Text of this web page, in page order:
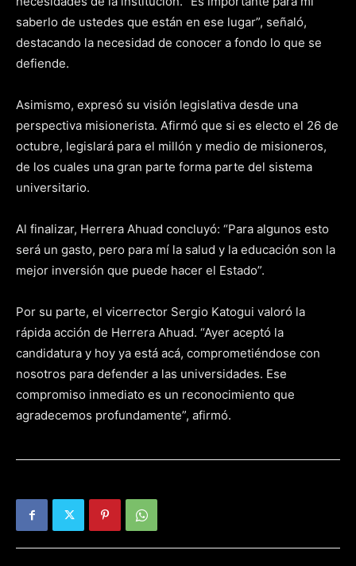
saberlo de ustedes que están en ese lugar”, señaló,
destacando la necesidad de conocer a fondo lo que se
defiende.
Asimismo, expresó su visión legislativa desde una
perspectiva misionerista. Afirmó que si es electo el 26 de
octubre, legislará para el millón y medio de misioneros,
de los cuales una gran parte forma parte del sistema
universitario.
Al finalizar, Herrera Ahuad concluyó: “Para algunos esto
será un gasto, pero para mí la salud y la educación son la
mejor inversión que puede hacer el Estado”.
Por su parte, el vicerrector Sergio Katogui valoró la
rápida acción de Herrera Ahuad. “Ayer aceptó la
candidatura y hoy ya está acá, comprometiéndose con
nosotros para defender a las universidades. Ese
compromiso inmediato es un reconocimiento que
agradecemos profundamente”, afirmó.